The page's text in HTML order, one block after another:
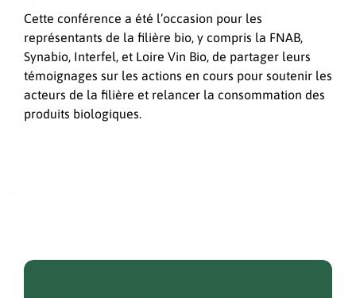
Cette conférence a été l’occasion pour les
représentants de la filière bio, y compris la FNAB,
Synabio, Interfel, et Loire Vin Bio, de partager leurs
témoignages sur les actions en cours pour soutenir les
acteurs de la filière et relancer la consommation des
produits biologiques.